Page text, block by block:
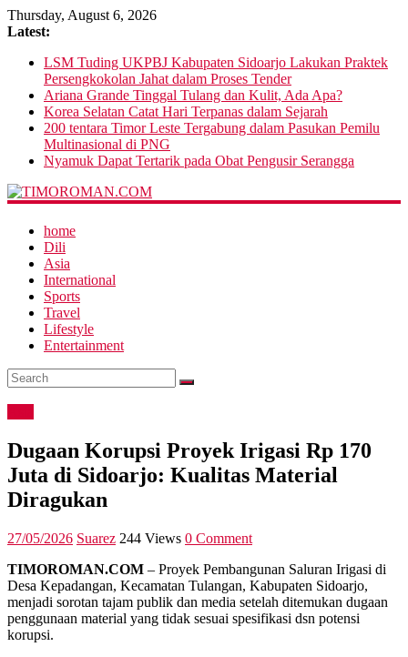
Thursday, August 6, 2026
Latest:
LSM Tuding UKPBJ Kabupaten Sidoarjo Lakukan Praktek
Persengkokolan Jahat dalam Proses Tender
Ariana Grande Tinggal Tulang dan Kulit, Ada Apa?
Korea Selatan Catat Hari Terpanas dalam Sejarah
200 tentara Timor Leste Tergabung dalam Pasukan Pemilu
Multinasional di PNG
Nyamuk Dapat Tertarik pada Obat Pengusir Serangga
home
Dili
Asia
International
Sports
Travel
Lifestyle
Entertainment
Dugaan Korupsi Proyek Irigasi Rp 170
Juta di Sidoarjo: Kualitas Material
Diragukan
27/05/2026 Suarez 244 Views 0 Comment
TIMOROMAN.COM – Proyek Pembangunan Saluran Irigasi di
Desa Kepadangan, Kecamatan Tulangan, Kabupaten Sidoarjo,
menjadi sorotan tajam publik dan media setelah ditemukan dugaan
penggunaan material yang tidak sesuai spesifikasi dsn potensi
korupsi.